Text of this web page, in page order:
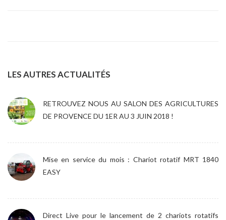
LES AUTRES ACTUALITÉS
RETROUVEZ NOUS AU SALON DES AGRICULTURES
DE PROVENCE DU 1ER AU 3 JUIN 2018 !
Mise en service du mois : Chariot rotatif MRT 1840
EASY
Direct Live pour le lancement de 2 chariots rotatifs